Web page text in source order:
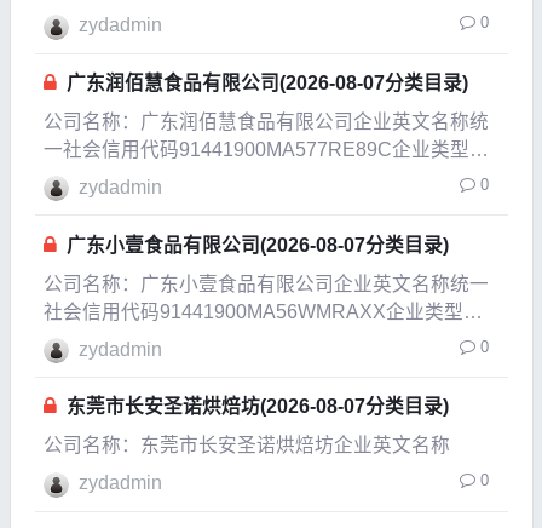
工商户企业经营状态注销企业成
zydadmin 0
广东润佰慧食品有限公司(2026-08-07分类目录)
公司名称：广东润佰慧食品有限公司企业英文名称统
一社会信用代码91441900MA577RE89C企业类型其
他有限责任公司企业经营状态开业企业成立日期
2021-09-28成立日期2023-01-11法定代表人向绪定注
册资本500万人民币实缴
zydadmin 0
广东小壹食品有限公司(2026-08-07分类目录)
公司名称：广东小壹食品有限公司企业英文名称统一
社会信用代码91441900MA56WMRAXX企业类型有
限责任公司(自然人投资或控股)企业经营状态开业企
业成立日期2021-0
zydadmin 0
东莞市长安圣诺烘焙坊(2026-08-07分类目录)
公司名称：东莞市长安圣诺烘焙坊企业英文名称
zydadmin
0